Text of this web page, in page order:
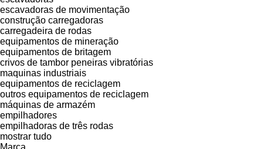
escavadoras de movimentação
construção carregadoras
carregadeira de rodas
equipamentos de mineração
equipamentos de britagem
crivos de tambor peneiras vibratórias
maquinas industriais
equipamentos de reciclagem
outros equipamentos de reciclagem
máquinas de armazém
empilhadores
empilhadoras de três rodas
mostrar tudo
Marca